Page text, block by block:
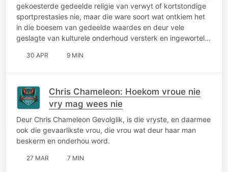
gekoesterde gedeelde religie van verwyt of kortstondige
sportprestasies nie, maar die ware soort wat ontkiem het
in die boesem van gedeelde waardes en deur vele
geslagte van kulturele onderhoud versterk en ingewortel…
30 APR 9 MIN
Chris Chameleon: Hoekom vroue nie
vry mag wees nie
Deur Chris Chameleon Gevolglik, is die vryste, en daarmee
ook die gevaarlikste vrou, die vrou wat deur haar man
beskerm en onderhou word.
27 MAR 7 MIN